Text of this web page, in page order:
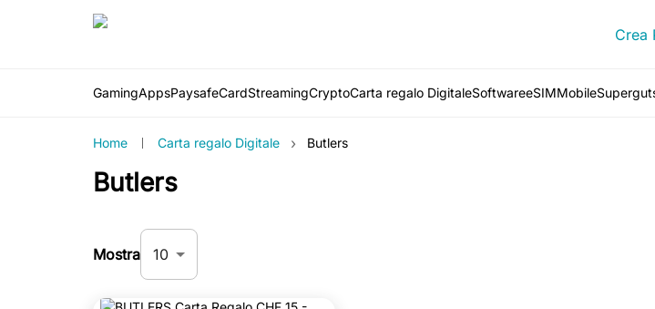
Crea
GamingAppsPaysafeCardStreamingCryptoCarta regalo DigitaleSoftwareeSIMMobile
Home Carta regalo Digitale › Butlers
Butlers
Mostra 10